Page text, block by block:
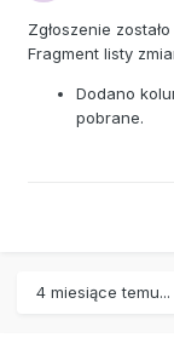
Zgłoszenie
Fragment listy
Dodano
pobrane.
4 miesiące temu...